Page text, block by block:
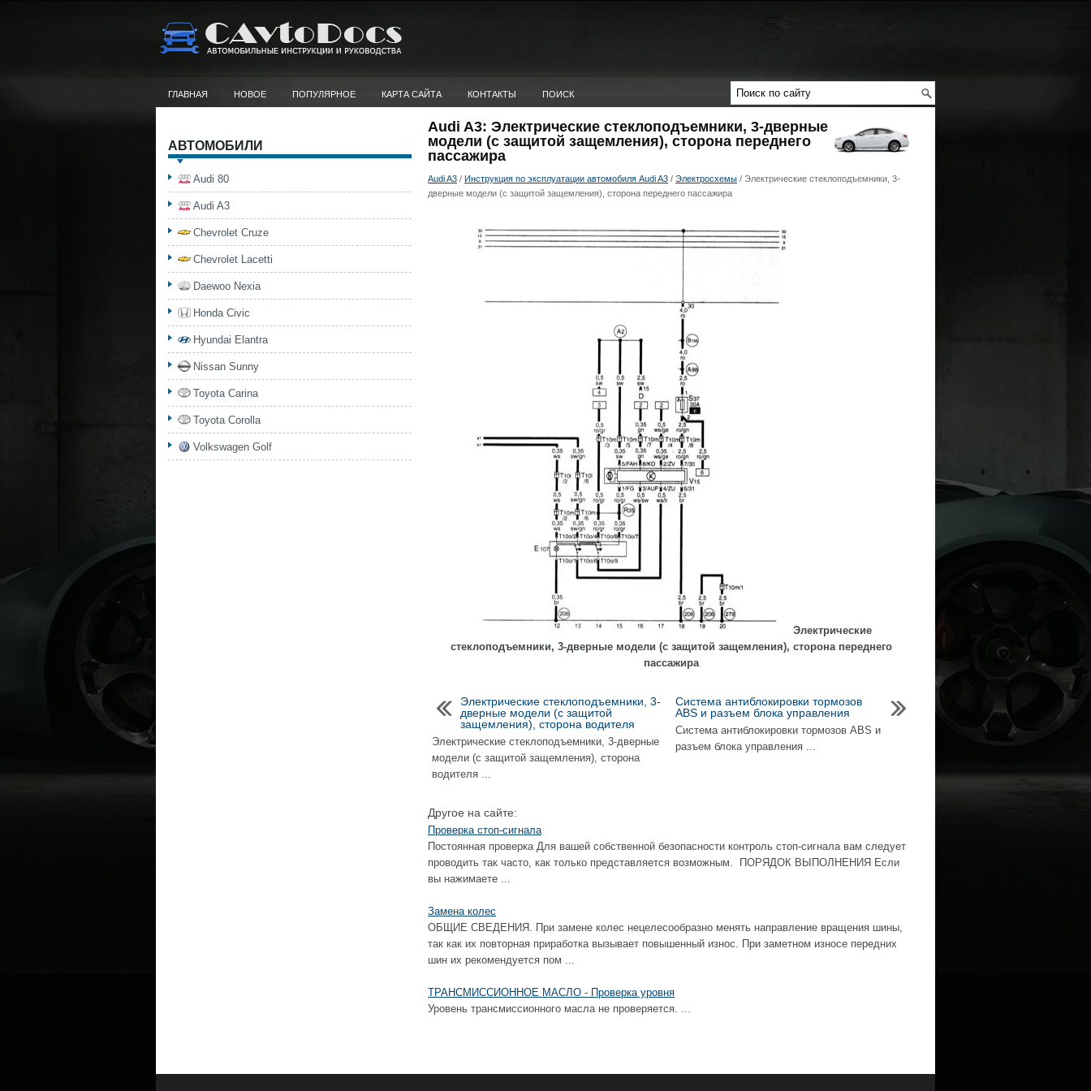
ГЛАВНАЯ НОВОЕ ПОПУЛЯРНОЕ КАРТА САЙТА КОНТАКТЫ ПОИСК
Audi A3: Электрические стеклоподъемники, 3-дверные
модели (с защитой защемления), сторона переднего
пассажира
Audi A3 / Инструкция по эксплуатации автомобиля Audi A3 / Электросхемы / Электрические стеклоподъемники, 3-
дверные модели (с защитой защемления), сторона переднего пассажира
Электрические
стеклоподъемники, 3-дверные модели (с защитой защемления), сторона переднего
пассажира
Электрические стеклоподъемники, 3-
дверные модели (с защитой
защемления), сторона водителя
Электрические стеклоподъемники, 3-дверные
модели (с защитой защемления), сторона
водителя ...
Система антиблокировки тормозов
ABS и разъем блока управления
Система антиблокировки тормозов ABS и
разъем блока управления ...
Другое на сайте:
Проверка стоп-сигнала
Постоянная проверка Для вашей собственной безопасности контроль стоп-сигнала вам следует
проводить так часто, как только представляется возможным. ПОРЯДОК ВЫПОЛНЕНИЯ Если
вы нажимаете ...
Замена колес
ОБЩИЕ СВЕДЕНИЯ. При замене колес нецелесообразно менять направление вращения шины,
так как их повторная приработка вызывает повышенный износ. При заметном износе передних
шин их рекомендуется пом ...
ТРАНСМИССИОННОЕ МАСЛО - Проверка уровня
Уровень трансмиссионного масла не проверяется. ...
АВТОМОБИЛИ
Audi 80
Audi A3
Chevrolet Cruze
Chevrolet Lacetti
Daewoo Nexia
Honda Civic
Hyundai Elantra
Nissan Sunny
Toyota Carina
Toyota Corolla
Volkswagen Golf